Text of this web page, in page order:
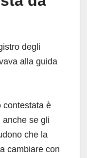
degli
alla guida
contestata è
anche se gli
che la
cambiare con